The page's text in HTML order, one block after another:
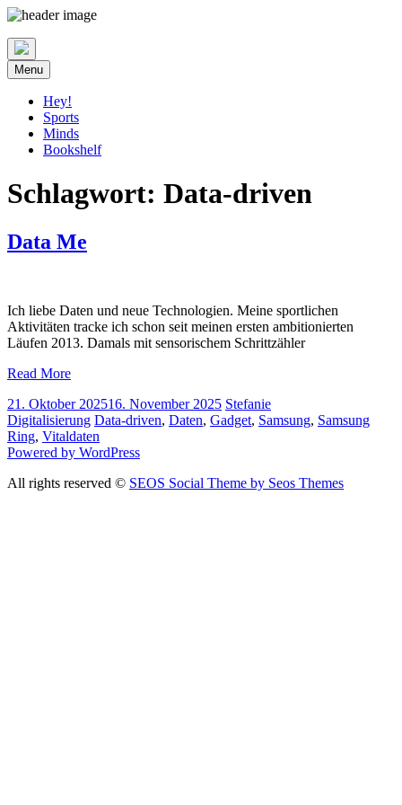
Skip
content
Menu
Hey!
Sports
Minds
Bookshelf
Schlagwort: Data-driven
Data Me
Ich liebe Daten und neue Technologien. Meine sportlichen
Aktivitäten tracke ich schon seit meinen ersten ambitionierten
Läufen 2013. Damals mit sensorischem Schrittzähler
Read More
21. Oktober 202516. November 2025 Stefanie
Digitalisierung Data-driven, Daten, Gadget, Samsung, Samsung
Ring, Vitaldaten
Powered by WordPress
All rights reserved © SEOS Social Theme by Seos Themes